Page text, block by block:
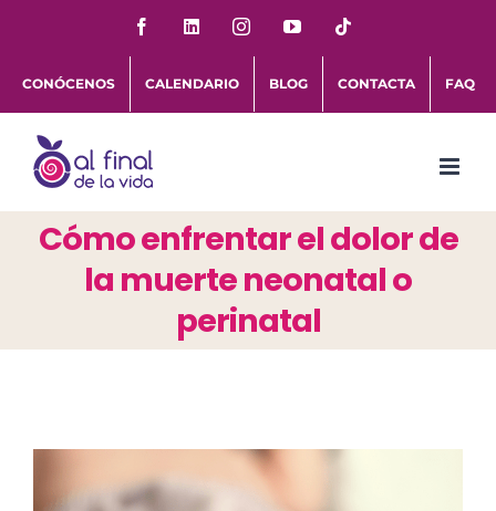
contenido
FacebookLinkedInInstagramYouTube
CONÓCENOS CALENDARIO BLOG CONTACTA FAQ
Cómo enfrentar el dolor de
la muerte neonatal o
perinatal